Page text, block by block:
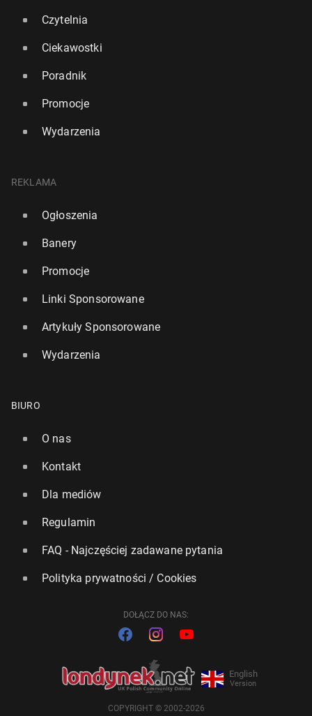
Czytelnia
Ciekawostki
Poradnik
Promocje
Wydarzenia
REKLAMA
Ogłoszenia
Banery
Promocje
Linki Sponsorowane
Artykuły Sponsorowane
Wydarzenia
BIURO
O nas
Kontakt
Dla mediów
Regulamin
FAQ - Najczęściej zadawane pytania
Polityka prywatności / Cookies
DOŁĄCZ DO NAS:
English
Version
COPYRIGHT © 2002-2026